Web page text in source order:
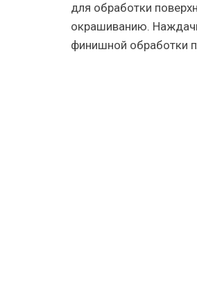
для обработки
окрашиванию.
финишной обработки